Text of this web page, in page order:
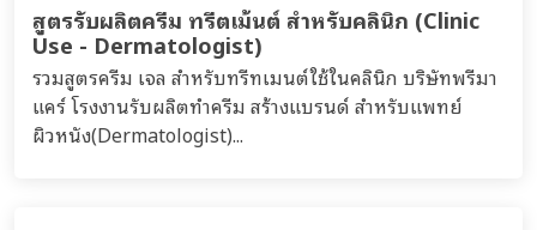
สูตรรับผลิตครีม ทรีตเม้นต์ สำหรับคลินิก (Clinic
Use - Dermatologist)
รวมสูตรครีม เจล สำหรับทรีทเมนต์ใช้ในคลินิก บริษัทพรีมา
แคร์ โรงงานรับผลิตทำครีม สร้างแบรนด์ สำหรับแพทย์
ผิวหนัง(Dermatologist)...